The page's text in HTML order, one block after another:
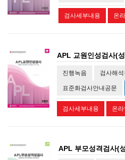
검사세부내용 온
APL 교원인성검사(
진행녹음 검사해
표준화검사안내공문
검사세부내용 온
APL 부모성격검사(